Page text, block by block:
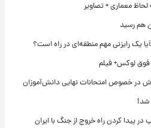
معماری + تصاویر
هم رسید
یک رایزنی مهم منطقه‌ای در راه است؟
فوق لوکس+ فیلم
در خصوص امتحانات نهایی دانش‌آموزان
شد!
در پیدا کردن راه خروج از جنگ با ایران